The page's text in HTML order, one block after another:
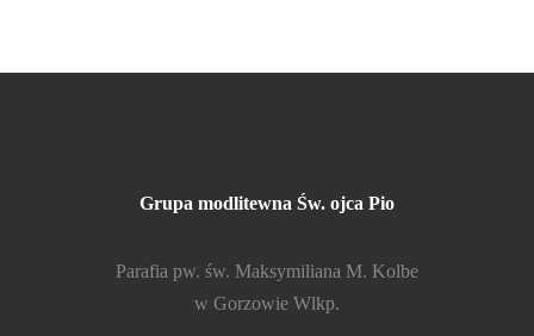
Grupa modlitewna Św. ojca Pio
Parafia pw. św. Maksymiliana M. Kolbe
w Gorzowie Wlkp.